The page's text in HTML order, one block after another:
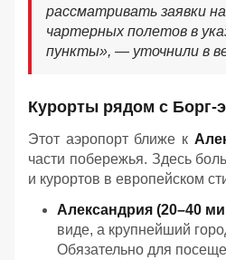
рассматривать заявки
чартерных полетов в
пункты», — уточнили в
Курорты рядом с Борг-
Этот аэропорт ближе к
части побережья. Здесь
и курортов в европейском
Александрия (20–40
виде, а крупнейший
Обязательно для